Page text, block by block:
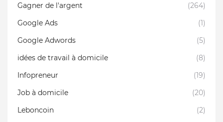
Gagner de l'argent
(264)
Google Ads
(1)
Google Adwords
(5)
idées de travail à domicile
(8)
Infopreneur
(19)
Job à domicile
(20)
Leboncoin
(2)